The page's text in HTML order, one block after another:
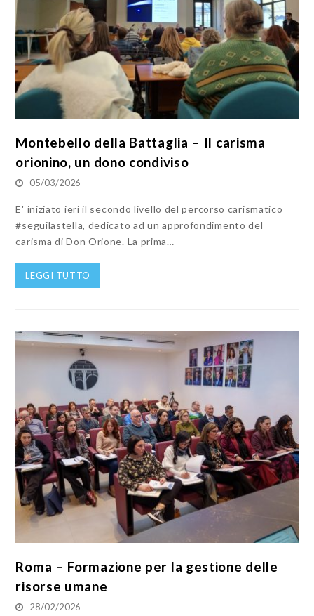
Montebello della Battaglia – Il carisma
orionino, un dono condiviso
05/03/2026
E' iniziato ieri il secondo livello del percorso carismatico
#seguilastella, dedicato ad un approfondimento del
carisma di Don Orione. La prima…
LEGGI TUTTO
Roma – Formazione per la gestione delle
risorse umane
28/02/2026